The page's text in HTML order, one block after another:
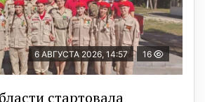
6 АВГУСТА 2026, 14:57 16
стартовала